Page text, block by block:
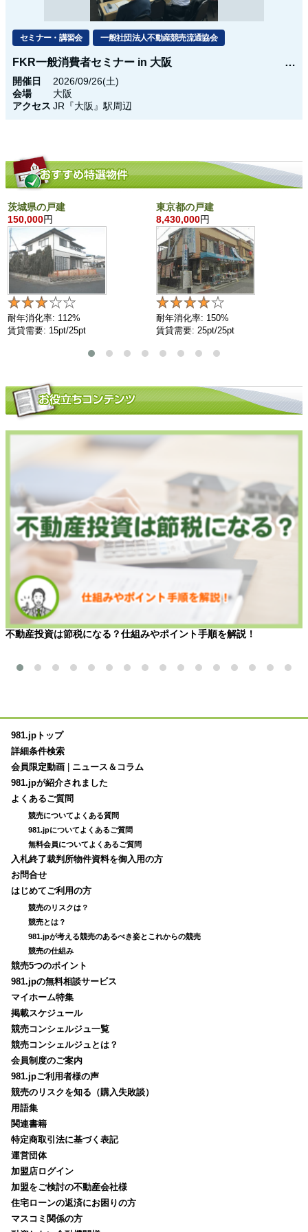
セミナー・講習会 一般社団法人不動産競売流通協会
FKR一般消費者セミナー in 大阪
開催日
2026/09/26(土)
会場
大阪
アクセス JR『大阪』駅周辺
茨城県の戸建
150,000円
耐年消化率: 112%
賃貸需要: 15pt/25pt
東京都の戸建
8,430,000円
耐年消化率: 150%
賃貸需要: 25pt/25pt
不動産投資は節税になる？仕組みやポイント手順を解説！
981.jpトップ
詳細条件検索
会員限定動画
ニュース＆コラム
981.jpが紹介されました
よくあるご質問
競売についてよくある質問
981.jpについてよくあるご質問
無料会員についてよくあるご質問
入札終了裁判所物件資料を御入用の方
お問合せ
はじめてご利用の方
競売のリスクは？
競売とは？
981.jpが考える競売のあるべき姿とこれからの競売
競売の仕組み
競売5つのポイント
981.jpの無料相談サービス
マイホーム特集
掲載スケジュール
競売コンシェルジュ一覧
競売コンシェルジュとは？
会員制度のご案内
981.jpご利用者様の声
競売のリスクを知る（購入失敗談）
用語集
関連書籍
特定商取引法に基づく表記
運営団体
加盟店ログイン
加盟をご検討の不動産会社様
住宅ローンの返済にお困りの方
マスコミ関係の方